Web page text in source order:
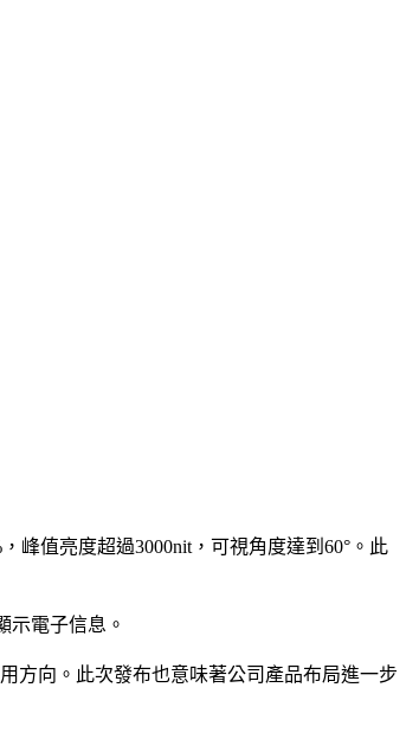
峰值亮度超過3000nit，可視角度達到60°。此
示電子信息。
方向。此次發布也意味著公司產品布局進一步